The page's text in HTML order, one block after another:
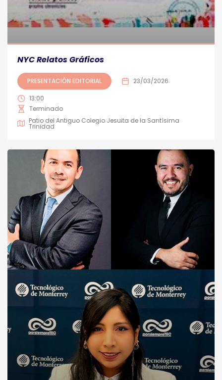
NYC Relatos Gráficos
PRESENTACIÓN EDITORIAL 23/03/2026
13:00
Terminado
Patio del Antiguo Colegio Jesuita de la Santísima
Trinidad